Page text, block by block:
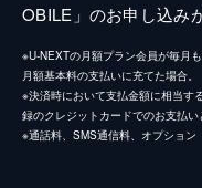
OBILE」のお申し込み
※U-NEXTの月額プラン会員が毎月
月額基本料の支払いに充てた場合。
※決済時において支払金額に相当す
録のクレジットカードでのお支払い
※通話料、SMS通信料、オプション